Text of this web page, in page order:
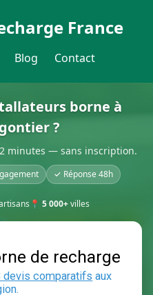
France
Blog Contact
borne à
?
minutes — sans inscription.
✓ Réponse 48h
📍 5 000+villes